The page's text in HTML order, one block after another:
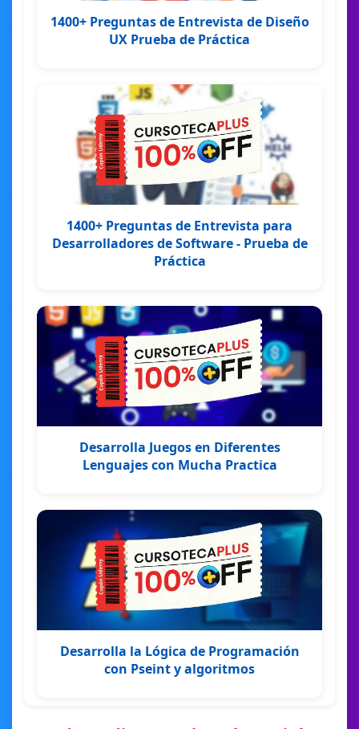
1400+ Preguntas de Entrevista de Diseño
UX Prueba de Práctica
1400+ Preguntas de Entrevista para
Desarrolladores de Software - Prueba de
Práctica
Desarrolla Juegos en Diferentes
Lenguajes con Mucha Practica
Desarrolla la Lógica de Programación
con Pseint y algoritmos